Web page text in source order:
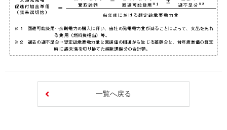
一覧へ戻る